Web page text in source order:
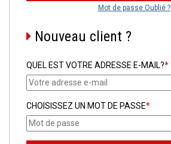
Mot de passe Oublié ?
Nouveau client ?
QUEL EST VOTRE ADRESSE E-MAIL?*
CHOISISSEZ UN MOT DE PASSE*